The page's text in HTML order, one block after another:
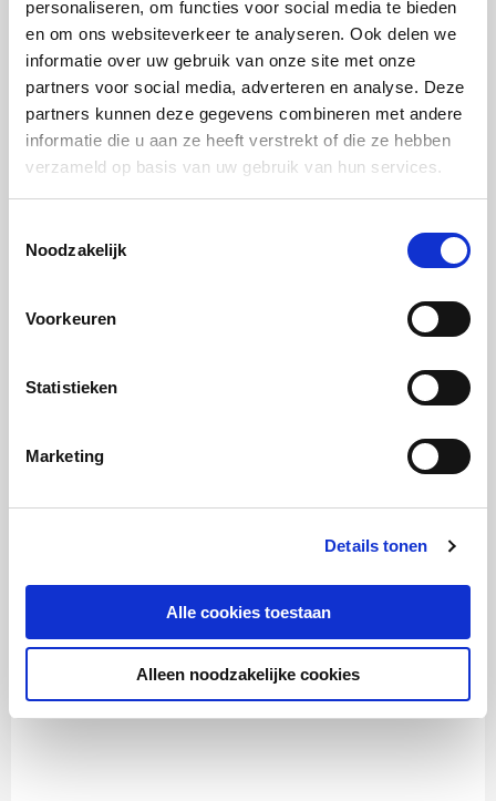
personaliseren, om functies voor social media te bieden
en om ons websiteverkeer te analyseren. Ook delen we
informatie over uw gebruik van onze site met onze
partners voor social media, adverteren en analyse. Deze
partners kunnen deze gegevens combineren met andere
informatie die u aan ze heeft verstrekt of die ze hebben
verzameld op basis van uw gebruik van hun services.
Noodzakelijk
Voorkeuren
Statistieken
Marketing
Details tonen
Alle cookies toestaan
Alleen noodzakelijke cookies
kunt de vulling ook in een spuitzak doen, hiermee
kunt u preciezer werken). Vouw de bovenste punt
naar u toe, zodat er een soort mini-loempia ontstaat.
Vouw de twee laatste punten naar elkaar toe en druk
Stap 9:
beetje zout. Als de pasta boven komt drijven, is de
Pesto
Meng alle ingrediënten in de keukenmachine tot een